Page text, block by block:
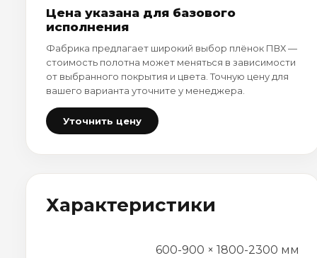
Цена указана для базового
исполнения
Фабрика предлагает широкий выбор плёнок ПВХ —
стоимость полотна может меняться в зависимости
от выбранного покрытия и цвета. Точную цену для
вашего варианта уточните у менеджера.
Уточнить цену
Характеристики
600-900 × 1800-2300 мм